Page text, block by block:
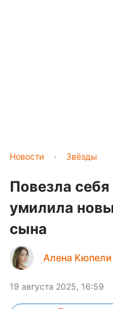
Новости › Звёзды
Повезла
умилила
сына
Алена Кюпели
19 августа 2025, 16:59